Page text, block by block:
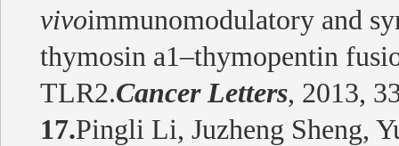
vivoimmunomodulatory and
thymosin a1–thymopentin
TLR2.Cancer Letters, 2013,
17.Pingli Li, Juzheng Sheng,